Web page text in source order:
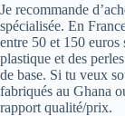
Je recommande
spécialisée. En
entre 50 et 150
plastique et des
de base. Si tu veux
fabriqués au Ghana
rapport qualité/prix.